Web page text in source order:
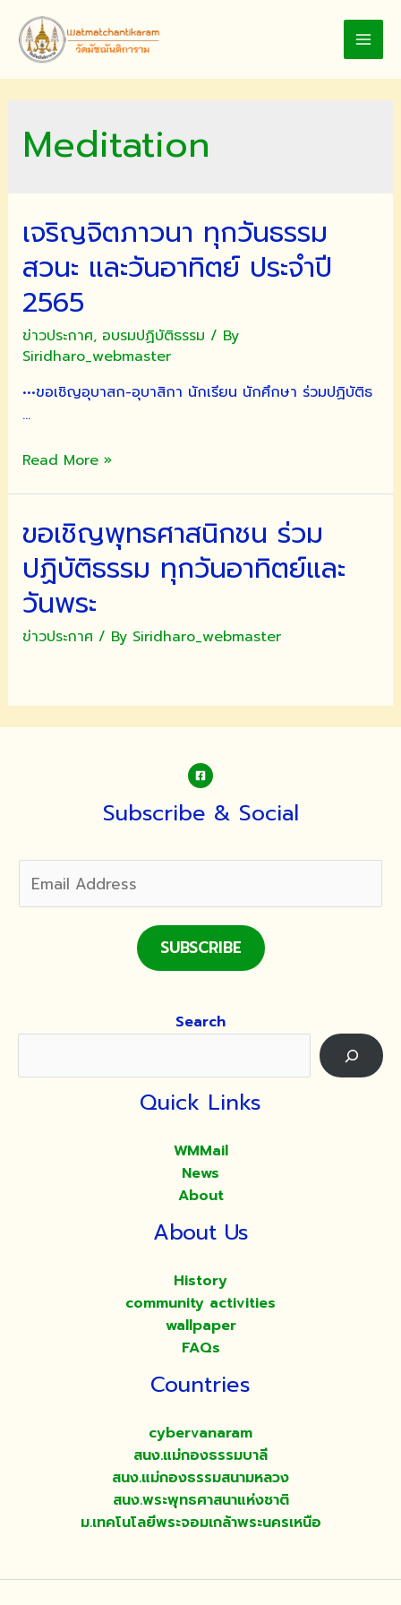
content
Meditation
เจริญจิตภาวนา ทุกวันธรรม
สวนะ และวันอาทิตย์ ประจำปี
2565
ข่าวประกาศ, อบรมปฏิบัติธรรม / By
Siridharo_webmaster
•••ขอเชิญอุบาสก-อุบาสิกา นักเรียน นักศึกษา ร่วมปฏิบัติธ
…
เจริญ
ทุก
วัน
ธรรม
สวนะ
และ
วัน
ปี
2565
Read More »
ขอเชิญพุทธศาสนิกชน ร่วม
ปฏิบัติธรรม ทุกวันอาทิตย์และ
วันพระ
ข่าวประกาศ/ By Siridharo_webmaster
Subscribe & Social
SUBSCRIBE
Search
Quick Links
WMMail
News
About
About Us
History
community activities
wallpaper
FAQs
Countries
cybervanaram
สนง.แม่กองธรรมบาลี
สนง.แม่กองธรรมสนามหลวง
สนง.พระพุทธศาสนาแห่งชาติ
ม.เทคโนโลยีพระจอมเกล้าพระนครเหนือ